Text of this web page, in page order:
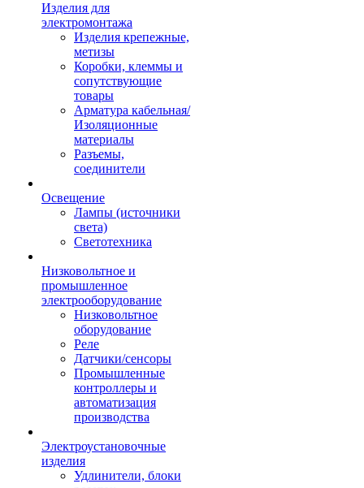
Изделия для
электромонтажа
Изделия крепежные,
метизы
Коробки, клеммы и
сопутствующие
товары
Арматура кабельная/
Изоляционные
материалы
Разъемы,
соединители
Освещение
Лампы (источники
света)
Светотехника
Низковольтное и
промышленное
электрооборудование
Низковольтное
оборудование
Реле
Датчики/сенсоры
Промышленные
контроллеры и
автоматизация
производства
Электроустановочные
изделия
Удлинители, блоки